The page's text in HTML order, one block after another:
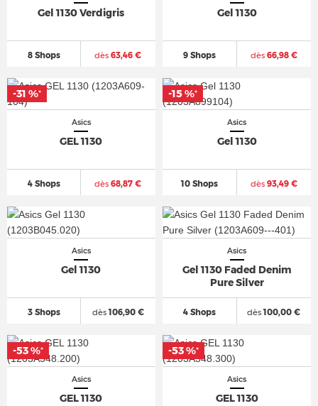
Gel 1130 Verdigris
8 Shops dès 63,46 €
Gel 1130
9 Shops dès66,98 €
Asics
GEL 1130
4 Shops dès 68,87 €
-31 %*
Asics
Gel 1130
10 Shops dès93,49 €
-15 %*
Asics
Gel 1130
3 Shops dès106,90 €
Asics
Gel 1130 Faded Denim
Pure Silver
4 Shops dès100,00 €
Asics
GEL 1130
-53 %*
Asics
GEL 1130
-53 %*